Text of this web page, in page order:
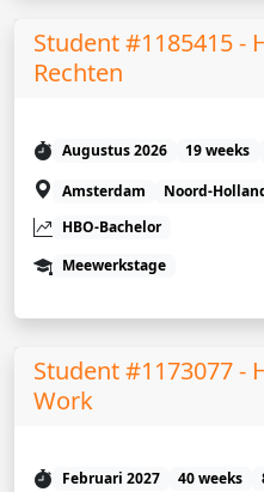
Student #1185415 -
Rechten
Augustus 2026 19 weeks
Amsterdam
Noord-
HBO-Bachelor
Meewerkstage
Student #1173077 -
Work
Februari 2027 40 weeks